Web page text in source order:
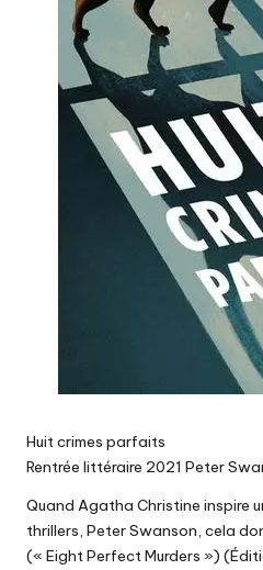
Huit crimes parfaits
Rentrée littéraire 2021 Peter
Quand Agatha Christine inspire
thrillers, Peter Swanson, cela
(« Eight Perfect Murders »)